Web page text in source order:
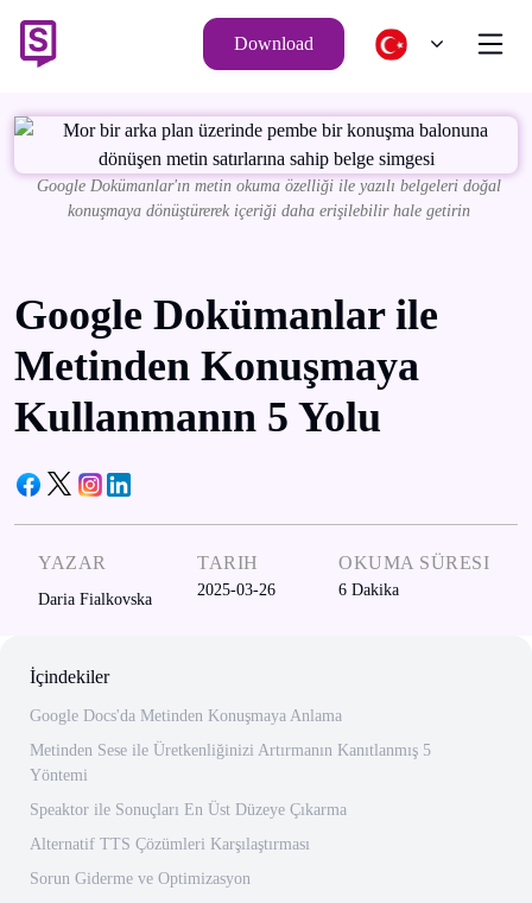
Download
Google Dokümanlar'ın metin okuma özelliği ile yazılı belgeleri doğal
konuşmaya dönüştürerek içeriği daha erişilebilir hale getirin
Google Dokümanlar ile
Metinden Konuşmaya
Kullanmanın 5 Yolu
YAZAR
Daria Fialkovska
TARIH
2025-03-26
OKUMA SÜRESI
6 Dakika
İçindekiler
Google Docs'da Metinden Konuşmaya Anlama
Metinden Sese ile Üretkenliğinizi Artırmanın Kanıtlanmış 5
Yöntemi
Speaktor ile Sonuçları En Üst Düzeye Çıkarma
Alternatif TTS Çözümleri Karşılaştırması
Sorun Giderme ve Optimizasyon